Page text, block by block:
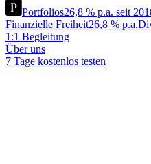
Portfolios26,8 % p.a. seit
Finanzielle Freiheit26,8 % p.a.
1:1 Begleitung
Über uns
7 Tage kostenlos testen